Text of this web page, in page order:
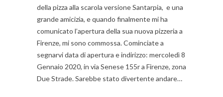
della pizza alla scarola versione Santarpia, e una
grande amicizia, e quando finalmente mi ha
comunicato l’apertura della sua nuova pizzeria a
Firenze, mi sono commossa. Cominciate a
segnarvi data di apertura e indirizzo: mercoledì 8
Gennaio 2020, in via Senese 155r a Firenze, zona
Due Strade. Sarebbe stato divertente andare…